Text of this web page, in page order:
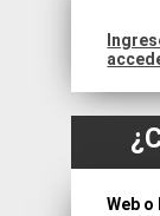
Web o